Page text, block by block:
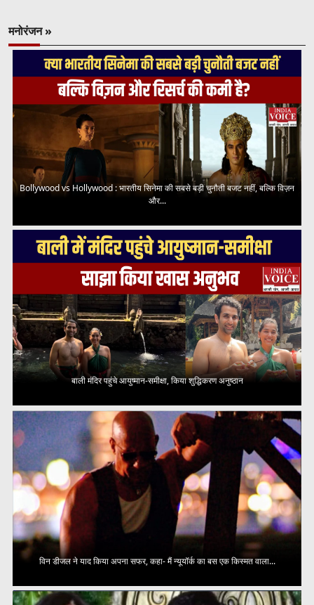
मनोरंजन »
Bollywood vs Hollywood : भारतीय सिनेमा की सबसे बड़ी चुनौती बजट नहीं, बल्कि विज़न
और...
बाली मंदिर पहुंचे आयुष्मान-समीक्षा, किया शुद्धिकरण अनुष्ठान
विन डीजल ने याद किया अपना सफर, कहा- मैं न्यूयॉर्क का बस एक किस्मत वाला...